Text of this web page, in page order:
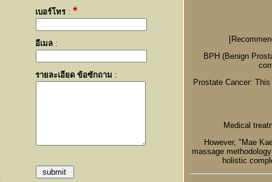
เบอร์โทร :*
อีเมล :
รายละเอียด ข้อซักถาม :
BPH (Benign
Prostate Cancer:
Medical
However, "Mae
massage
holistic